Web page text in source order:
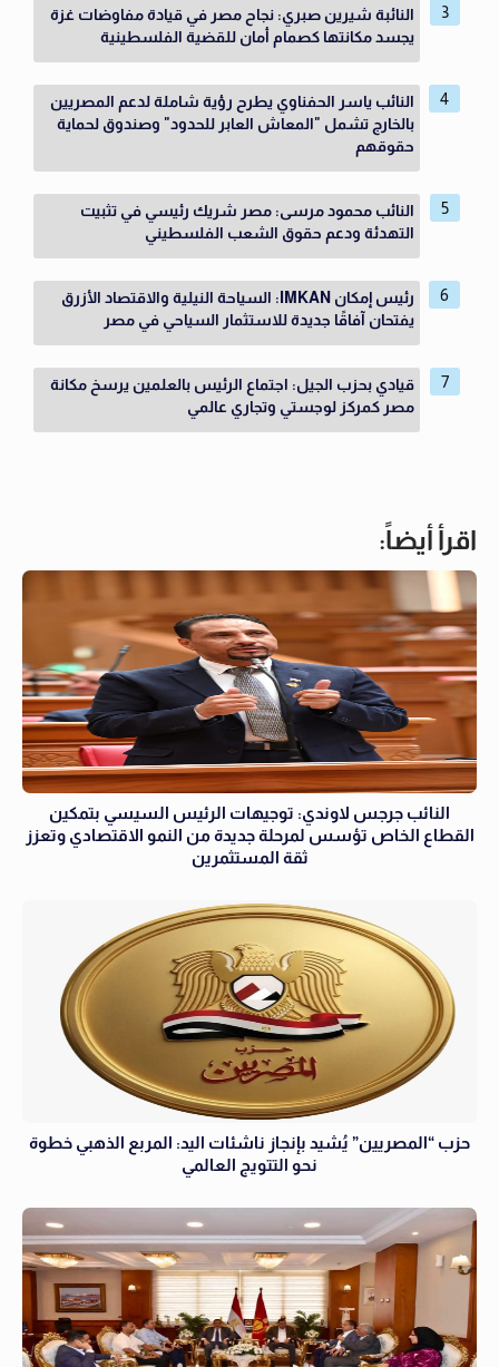
النائبة شيرين صبري: نجاح مصر في قيادة مفاوضات غزة
يجسد مكانتها كصمام أمان للقضية الفلسطينية
النائب ياسر الحفناوي يطرح رؤية شاملة لدعم المصريين
بالخارج تشمل "المعاش العابر للحدود" وصندوق لحماية
حقوقهم
النائب محمود مرسى: مصر شريك رئيسي في تثبيت
التهدئة ودعم حقوق الشعب الفلسطيني
رئيس إمكان IMKAN: السياحة النيلية والاقتصاد الأزرق
يفتحان آفاقًا جديدة للاستثمار السياحي في مصر
قيادي بحزب الجيل: اجتماع الرئيس بالعلمين يرسخ مكانة
مصر كمركز لوجستي وتجاري عالمي
اقرأ أيضاً:
النائب جرجس لاوندي: توجيهات الرئيس السيسي بتمكين
القطاع الخاص تؤسس لمرحلة جديدة من النمو الاقتصادي وتعزز
ثقة المستثمرين
حزب “المصريين” يُشيد بإنجاز ناشئات اليد: المربع الذهبي خطوة
نحو التتويج العالمي